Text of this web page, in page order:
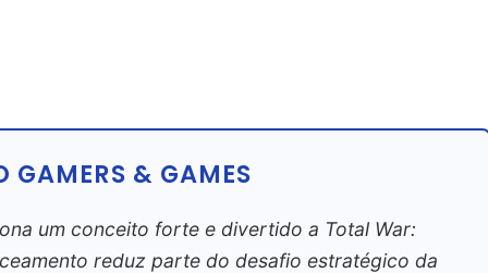
GAMERS & GAMES
um conceito forte e divertido a Total War:
reduz parte do desafio estratégico da